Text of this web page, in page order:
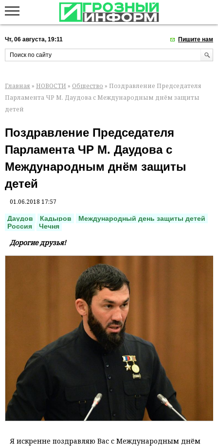
Чт, 06 августа, 19:11 Пишите нам
Главная » НОВОСТИ » Общество » Поздравление Председателя
Парламента ЧР М. Даудова с Международным днём защиты
детей
Поздравление Председателя
Парламента ЧР М. Даудова с
Международным днём защиты
детей
01.06.2018 17:57
Даудов Кадыров
Международный день защиты детей
Россия
Чечня
Дорогие друзья!
Я искренне поздравляю Вас с Международным днём